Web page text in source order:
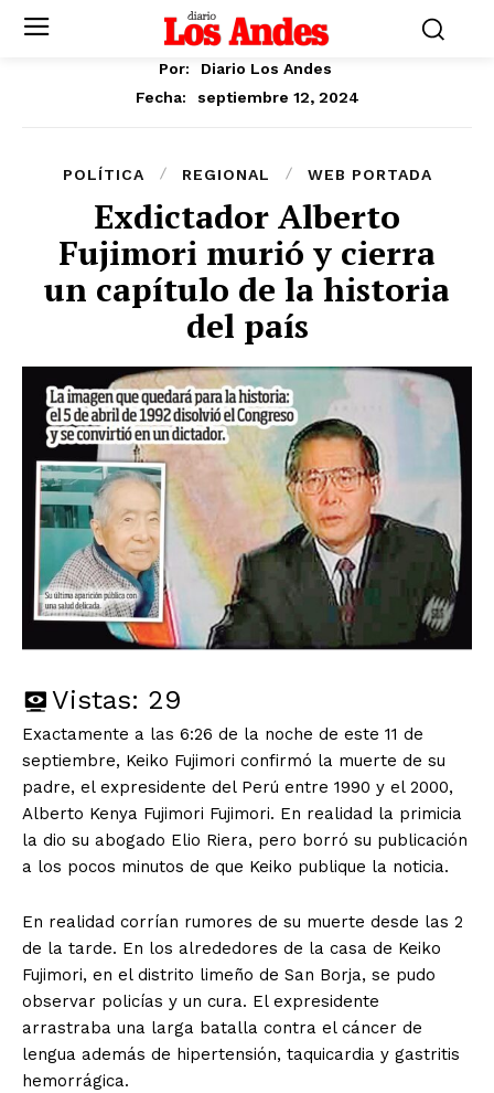
Por:
Diario Los Andes
Fecha:
septiembre 12, 2024
POLÍTICA REGIONAL WEB PORTADA
Exdictador Alberto
Fujimori murió y cierra
un capítulo de la historia
del país
Vistas: 29
Exactamente a las 6:26 de la noche de este 11 de
septiembre, Keiko Fujimori confirmó la muerte de su
padre, el expresidente del Perú entre 1990 y el 2000,
Alberto Kenya Fujimori Fujimori. En realidad la primicia
la dio su abogado Elio Riera, pero borró su publicación
a los pocos minutos de que Keiko publique la noticia.
En realidad corrían rumores de su muerte desde las 2
de la tarde. En los alrededores de la casa de Keiko
Fujimori, en el distrito limeño de San Borja, se pudo
observar policías y un cura. El expresidente
arrastraba una larga batalla contra el cáncer de
lengua además de hipertensión, taquicardia y gastritis
hemorrágica.